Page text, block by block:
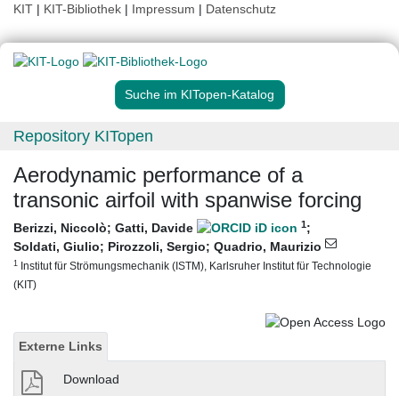
KIT | KIT-Bibliothek | Impressum | Datenschutz
Suche im KITopen-Katalog
Repository KITopen
Aerodynamic performance of a
transonic airfoil with spanwise forcing
Berizzi, Niccolò; Gatti, Davide 1;
Soldati, Giulio; Pirozzoli, Sergio; Quadrio, Maurizio
1 Institut für Strömungsmechanik (ISTM), Karlsruher Institut für Technologie
(KIT)
Externe Links
Download